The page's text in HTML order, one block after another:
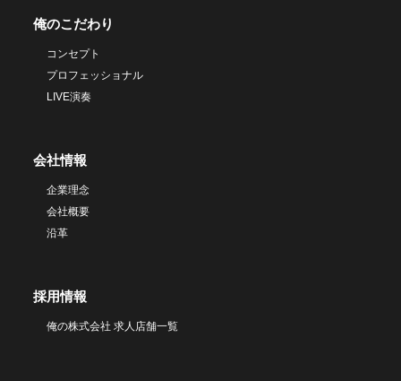
俺のこだわり
コンセプト
プロフェッショナル
LIVE演奏
会社情報
企業理念
会社概要
沿革
採用情報
俺の株式会社 求人店舗一覧